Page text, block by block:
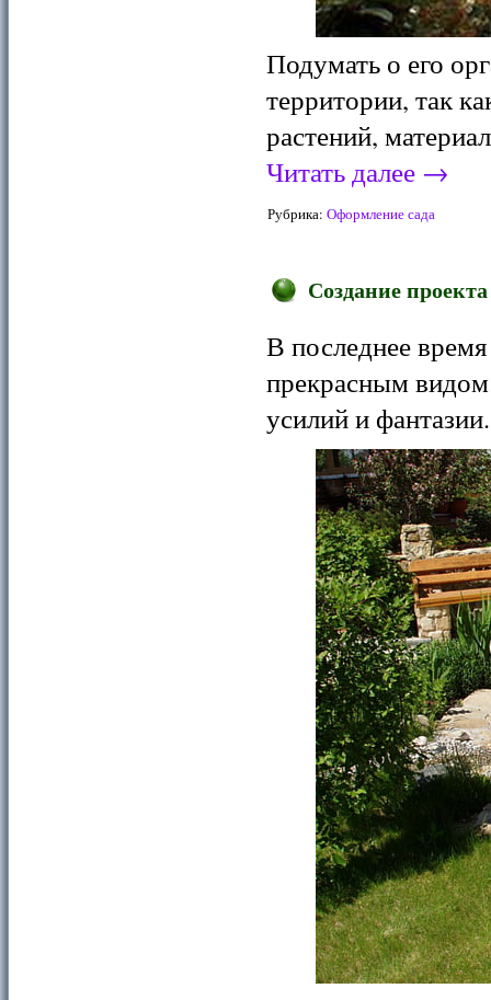
Подумать о его
территории, так
растений,
Читать далее →
Рубрика: Оформление сада
Создание
В последнее
прекрасным видом
усилий и фантазии.